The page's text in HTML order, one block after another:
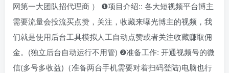
网第一大团队招代理商 ） ❶项目介绍:: 各大短视频平台博主
需要流量会投流买点赞，关注，收藏来曝光博主的视频，我
们就是使用后台工具模拟人工自动点赞或者关注收藏赚取佣
金。(独立后台自动运行不用管) ❷准备工作: 开通视频号的微
信(多号多收益)（准备两台手机需要对着扫码登陆)电脑也行